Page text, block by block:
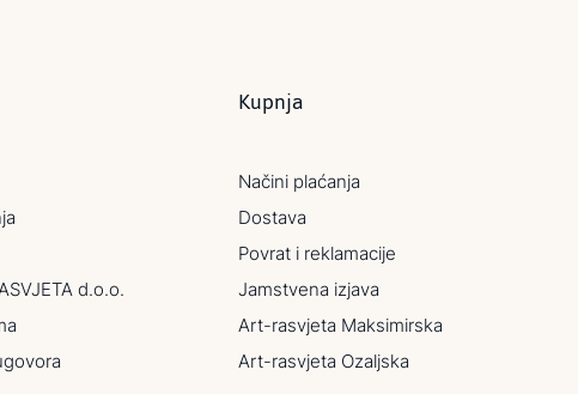
d.o.o.
Kupnja
Načini plaćanja
Dostava
Povrat i reklamacije
Jamstvena izjava
Art-rasvjeta Maksimirska
Art-rasvjeta Ozaljska